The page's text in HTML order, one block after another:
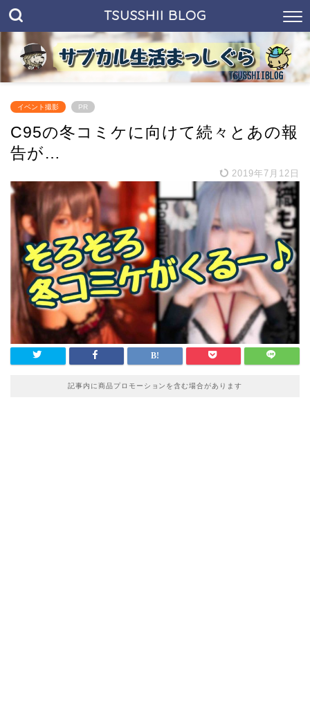
TSUSSHII BLOG
イベント撮影 PR
C95の冬コミケに向けて続々とあの報
告が…
2019年7月12日
記事内に商品プロモーションを含む場合があります